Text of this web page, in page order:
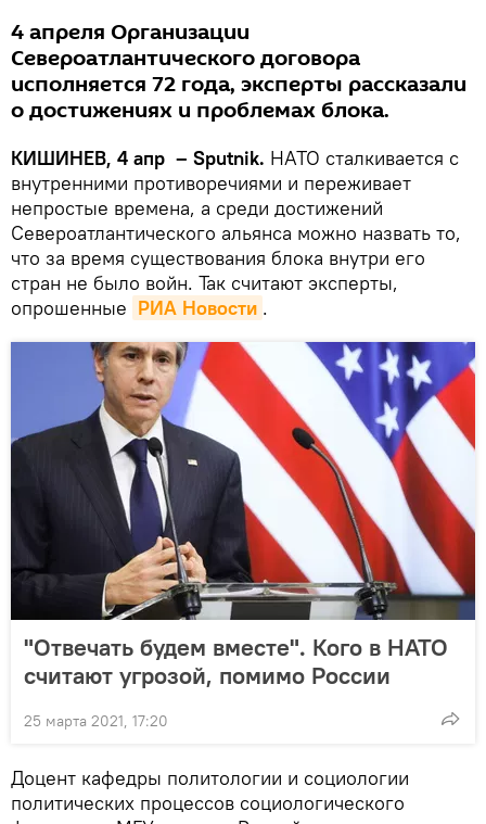
4 апреля Организации
Североатлантического договора
исполняется 72 года, эксперты рассказали
о достижениях и проблемах блока.
КИШИНЕВ, 4 апр – Sputnik. НАТО сталкивается с
внутренними противоречиями и переживает
непростые времена, а среди достижений
Североатлантического альянса можно назвать то,
что за время существования блока внутри его
стран не было войн. Так считают эксперты,
опрошенные РИА Новости .
"Отвечать будем вместе". Кого в НАТО
считают угрозой, помимо России
25 марта 2021, 17:20
Доцент кафедры политологии и социологии
политических процессов социологического